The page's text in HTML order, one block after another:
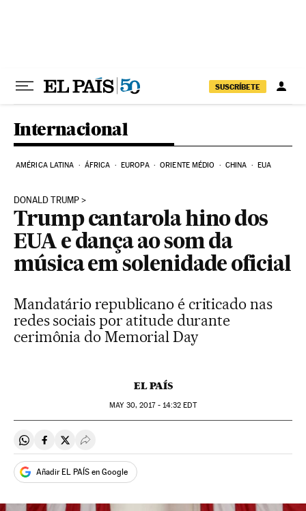
SUSCRÍBETE
Internacional
AMÉRICA LATINA ÁFRICA EUROPA ORIENTE MÉDIO CHINA EUA
DONALD TRUMP
Trump cantarola hino dos
EUA e dança ao som da
música em solenidade oficial
Mandatário republicano é criticado nas
redes sociais por atitude durante
cerimônia do Memorial Day
EL PAÍS
MAY30, 2017 - 14:32 EDT
Compartir en Whatsapp
Compartir en Facebook
Compartir en Twitter
Desplegar Redes Sociales
Añadir EL PAÍS en Google